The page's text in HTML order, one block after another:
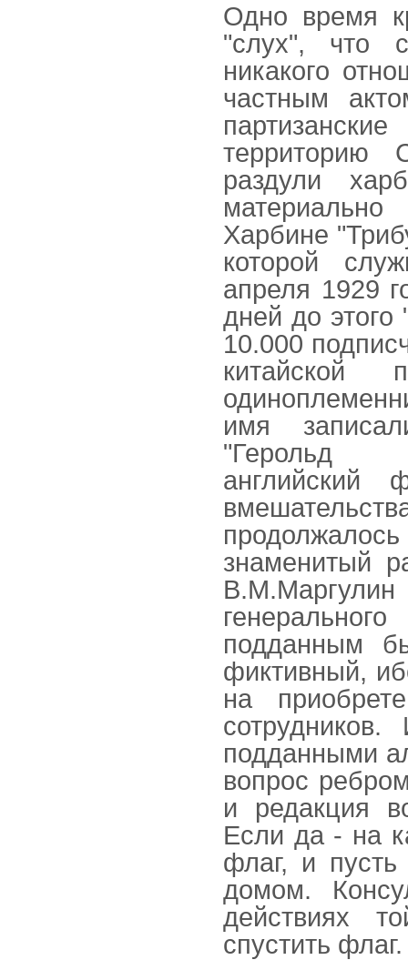
Одно время
"слух", что
никакого
частным
территорию
раздули
Харбине
которой
апреля 1929
дней до
10.000
китайской
имя
"Герольд
английский
знаменитый
подданным
фиктивный,
на
подданными
вопрос
и редакция
Если да - на
флаг, и
домом.
действиях
спустить флаг.